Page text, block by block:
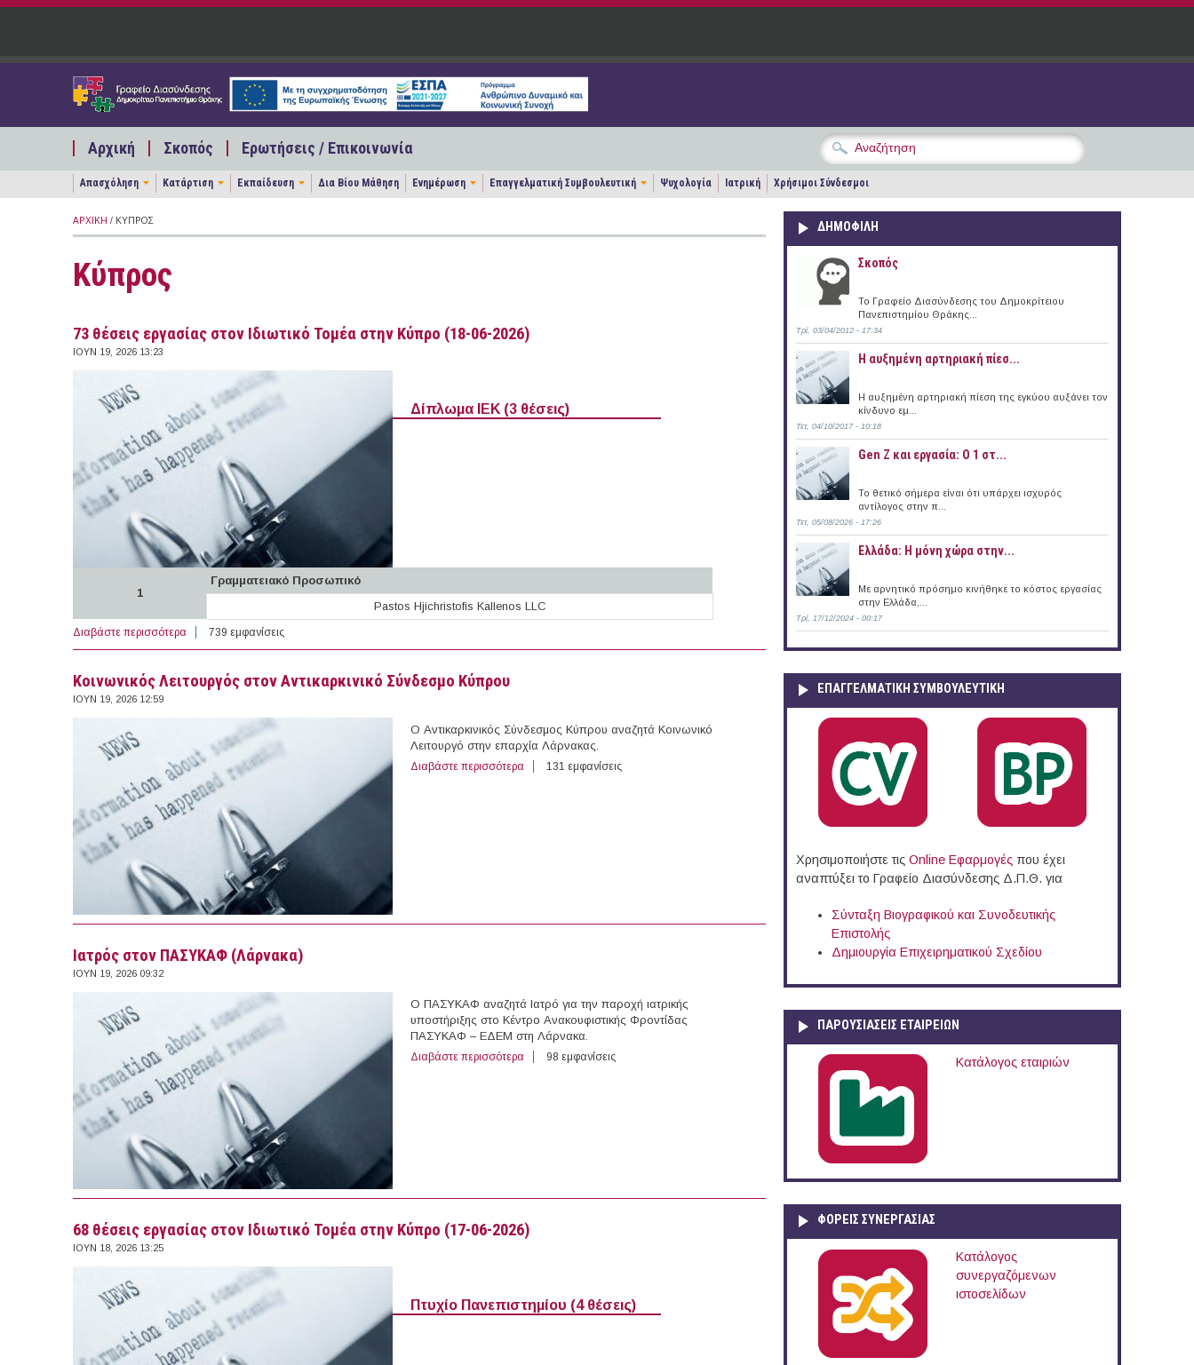
Παράκαμψη προς το κυρίως περιεχόμενο
Αρχική Σκοπός Ερωτήσεις / Επικοινωνία
Απασχόληση Κατάρτιση Εκπαίδευση Δια Βίου Μάθηση Ενημέρωση Επαγγελματική Συμβουλευτική Ψυχολογία Ιατρική Χρήσιμοι Σύνδεσμοι
ΑΡΧΙΚΉ / ΚΎΠΡΟΣ
Κύπρος
73 θέσεις εργασίας στον Ιδιωτικό Τομέα στην Κύπρο (18-06-2026)
ΙΟΥΝ 19, 2026 13:23
Δίπλωμα ΙΕΚ (3 θέσεις)
1
Γραμματειακό Προσωπικό
Pastos Hjichristofis Kallenos LLC
Διαβάστε περισσότερα για 73 θέσεις εργασίας στον Ιδιωτικό Τομέα στην Κύπρο (18-06-2026)
739 εμφανίσεις
Κοινωνικός Λειτουργός στον Αντικαρκινικό Σύνδεσμο Κύπρου
ΙΟΥΝ 19, 2026 12:59
Ο Αντικαρκινικός Σύνδεσμος Κύπρου αναζητά Κοινωνικό
Λειτουργό στην επαρχία Λάρνακας.
Διαβάστε περισσότερα για Κοινωνικός Λειτουργός στον Αντικαρκινικό Σύνδεσμο Κύπρου
131 εμφανίσεις
Ιατρός στον ΠΑΣΥΚΑΦ (Λάρνακα)
ΙΟΥΝ 19, 2026 09:32
Ο ΠΑΣΥΚΑΦ αναζητά Ιατρό για την παροχή ιατρικής
υποστήριξης στο Κέντρο Ανακουφιστικής Φροντίδας
ΠΑΣΥΚΑΦ – ΕΔΕΜ στη Λάρνακα.
Διαβάστε περισσότερα για Ιατρός στον ΠΑΣΥΚΑΦ (Λάρνακα)
98 εμφανίσεις
68 θέσεις εργασίας στον Ιδιωτικό Τομέα στην Κύπρο (17-06-2026)
ΙΟΥΝ 18, 2026 13:25
Πτυχίο Πανεπιστημίου (4 θέσεις)
ΔΗΜΟΦΙΛΗ
Σκοπός
Το Γραφείο Διασύνδεσης του Δημοκρίτειου
Πανεπιστημίου Θράκης...
Τρί, 03/04/2012 - 17:34
Η αυξημένη αρτηριακή πίεσ...
Η αυξημένη αρτηριακή πίεση της εγκύου αυξάνει τον
κίνδυνο εμ...
Τετ, 04/10/2017 - 10:18
Gen Z και εργασία: Ο 1 στ...
Το θετικό σήμερα είναι ότι υπάρχει ισχυρός
αντίλογος στην π...
Τετ, 05/08/2026 - 17:26
Ελλάδα: Η μόνη χώρα στην...
Με αρνητικό πρόσημο κινήθηκε το κόστος εργασίας
στην Ελλάδα,...
Τρί, 17/12/2024 - 00:17
ΕΠΑΓΓΕΛΜΑΤΙΚΉ ΣΥΜΒΟΥΛΕΥΤΙΚΉ
Χρησιμοποιήστε τις Online Eφαρμογές που έχει
αναπτύξει το Γραφείο Διασύνδεσης Δ.Π.Θ. για
Σύνταξη Βιογραφικού και Συνοδευτικής
Επιστολής
Δημιουργία Επιχειρηματικού Σχεδίου
ΠΑΡΟΥΣΙΆΣΕΙΣ ΕΤΑΙΡΕΙΏΝ
Κατάλογος εταιριών
ΦΟΡΕΙΣ ΣΥΝΕΡΓΑΣΙΑΣ
Κατάλογος
συνεργαζόμενων
ιστοσελίδων